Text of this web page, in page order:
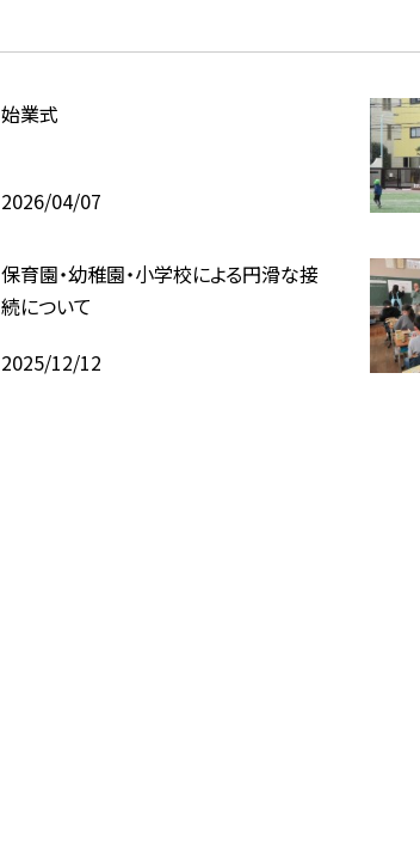
始業式
2026/04/07
保育園・幼稚園・小学校による円滑な接
続について
2025/12/12